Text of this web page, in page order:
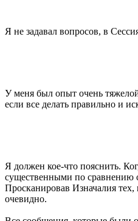
Я не задавал вопросов, в
У меня был опыт очень
если все делать правильно и
Я должен кое-что пояснить.
существенными по сравнению
Просканировав Изначалия
очевидно.